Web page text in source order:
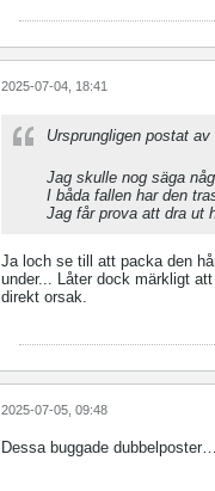
2025-07-04, 18:41
Ursprungligen postat av
Jag skulle nog säga
I båda fallen har den
Jag får prova att dra ut
Ja loch se till att packa den
under... Låter dock märkligt
direkt orsak.
2025-07-05, 09:48
Dessa buggade dubbelposter…